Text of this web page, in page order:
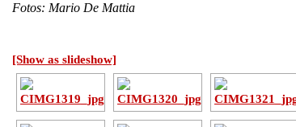
Fotos: Mario De Mattia
[Show as slideshow]